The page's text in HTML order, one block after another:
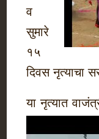
व
सुमारे
१५
दिवस नृत्याचा
या नृत्यात